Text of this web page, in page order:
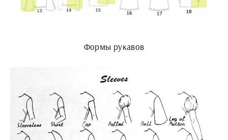
Формы рукавов